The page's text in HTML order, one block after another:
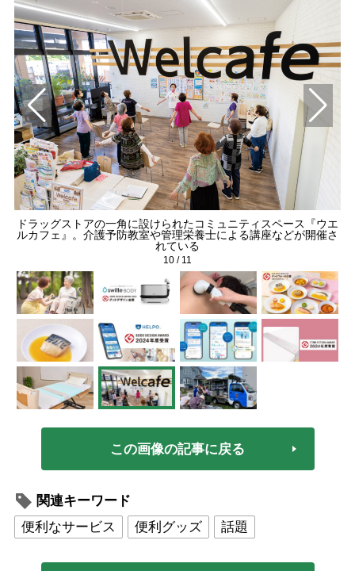
ドラッグストアの一角に設けられたコミュニティスペース『ウエ
ルカフェ』。介護予防教室や管理栄養士による講座などが開催さ
れている
10 / 11
この画像の記事に戻る
関連キーワード
便利なサービス
便利グッズ 話題